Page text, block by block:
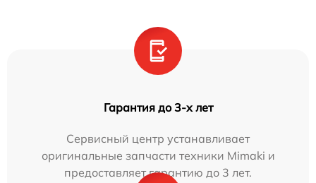
Гарантия до 3-х лет
Сервисный центр устанавливает
оригинальные запчасти техники Mimaki и
предоставляет гарантию до 3 лет.